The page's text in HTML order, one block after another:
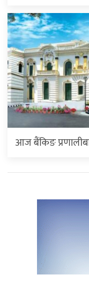
आज बैंकिङ